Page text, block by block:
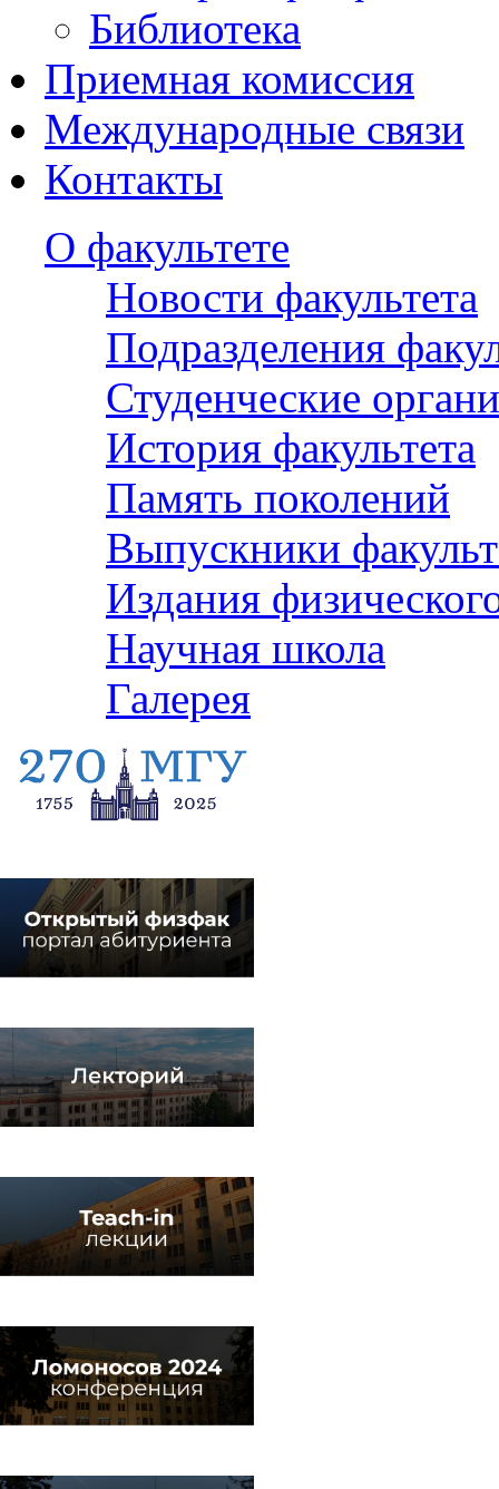
Библиотека
Приемная комиссия
Международные связи
Контакты
О факультете
Новости факультета
Подразделения
Студенческие
История факультета
Память поколений
Выпускники
Издания
Научная школа
Галерея